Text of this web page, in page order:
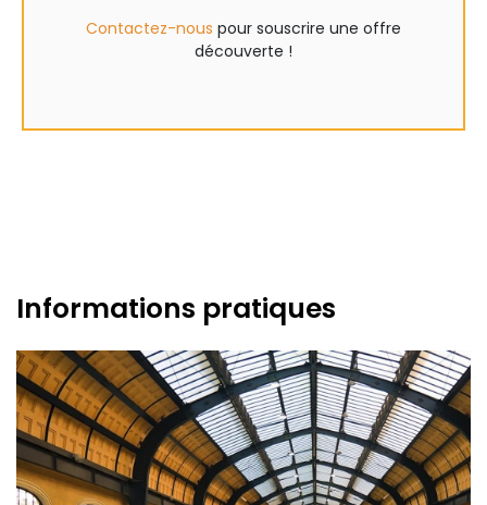
Contactez-nous pour souscrire une offre
découverte !
Informations pratiques